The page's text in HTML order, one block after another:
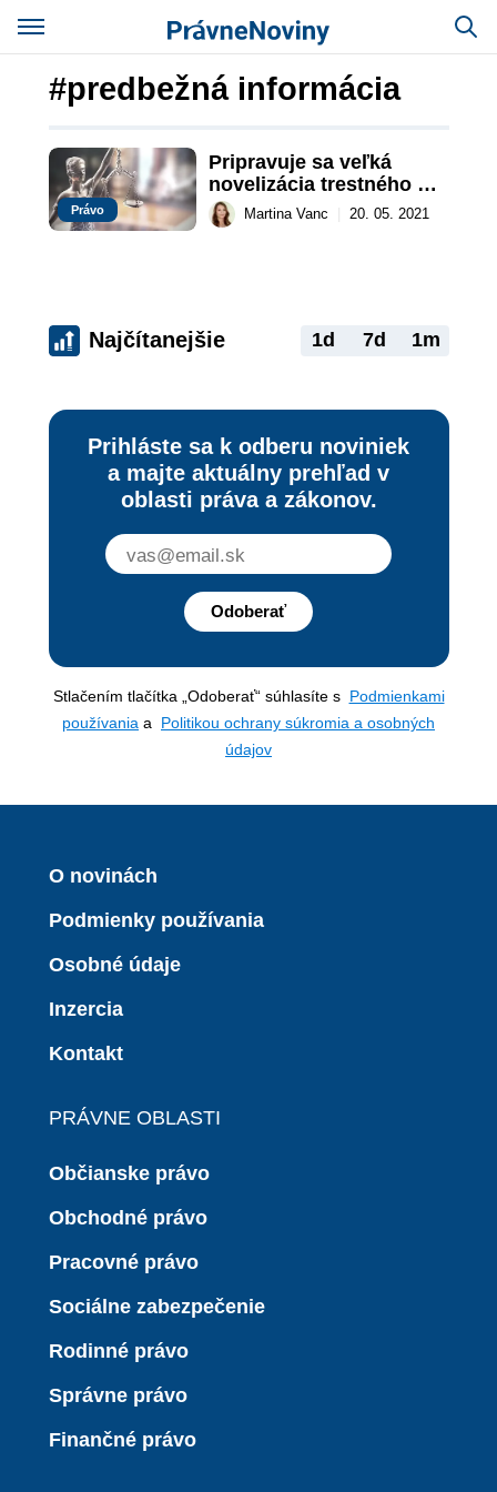
#predbežná informácia
Právo
Pripravuje sa veľká
novelizácia trestného
právaMartina Vanc 20. 05. 2021
Najčítanejšie 1d 7d 1m
Prihláste sa k odberu noviniek
a majte aktuálny prehľad v
oblasti práva a zákonov.
Odoberať
Stlačením tlačítka „Odoberať“ súhlasíte s Podmienkami
používania a Politikou ochrany súkromia a osobných
údajov
O novinách
Podmienky používania
Osobné údaje
Inzercia
Kontakt
PRÁVNE OBLASTI
Občianske právo
Obchodné právo
Pracovné právo
Sociálne zabezpečenie
Rodinné právo
Správne právo
Finančné právo